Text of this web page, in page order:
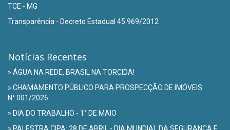
TCE - MG
Transparência - Decreto Estadual 45.969/2012
Notícias Recentes
» ÁGUA NA REDE, BRASIL NA TORCIDA!
» CHAMAMENTO PÚBLICO PARA PROSPECÇÃO DE IMÓVEIS
N°.001/2026
» DIA DO TRABALHO - 1° DE MAIO